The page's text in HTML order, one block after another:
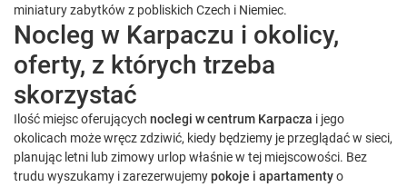
miniatury zabytków z pobliskich Czech i Niemiec.
Nocleg w Karpaczu i okolicy,
oferty, z których trzeba
skorzystać
Ilość miejsc oferujących noclegi w centrum Karpacza i jego
okolicach może wręcz zdziwić, kiedy będziemy je przeglądać w sieci,
planując letni lub zimowy urlop właśnie w tej miejscowości. Bez
trudu wyszukamy i zarezerwujemypokoje i apartamentyo